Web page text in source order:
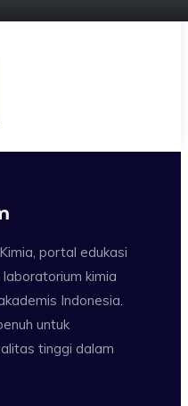
portal edukasi
kimia
Indonesia.
untuk
tinggi dalam